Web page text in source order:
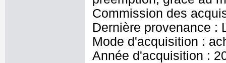
Commission des
Dernière provenance :
Mode d'acquisition :
Année d'acquisition :